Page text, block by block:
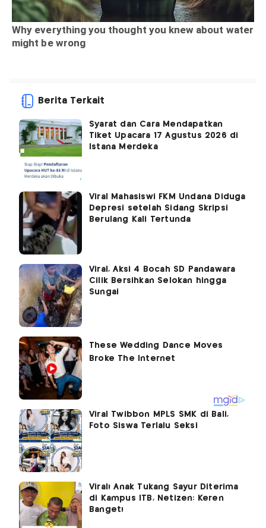
Berita Terkait
Syarat dan Cara Mendapatkan
Tiket Upacara 17 Agustus 2026 di
Istana Merdeka
Viral Mahasiswi FKM Undana Diduga
Depresi setelah Sidang Skripsi
Berulang Kali Tertunda
Viral, Aksi 4 Bocah SD Pandawara
Cilik Bersihkan Selokan hingga
Sungai
Viral Twibbon MPLS SMK di Bali,
Foto Siswa Terlalu Seksi
Viral! Anak Tukang Sayur Diterima
di Kampus ITB, Netizen: Keren
Banget!